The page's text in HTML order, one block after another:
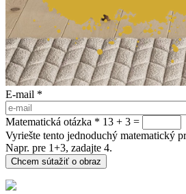
E-mail *
Matematická otázka * 13 + 3 =
Vyriešte tento jednoduchý matematický
Napr. pre 1+3, zadajte 4.